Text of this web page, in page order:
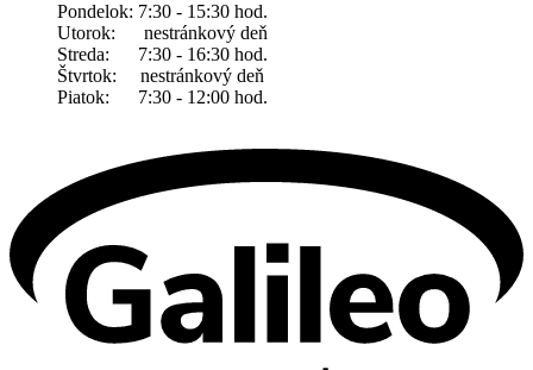
Pondelok: 7:30 - 15:30 hod.
Utorok: nestránkový deň
Streda: 7:30 - 16:30 hod.
Štvrtok: nestránkový deň
Piatok: 7:30 - 12:00 hod.